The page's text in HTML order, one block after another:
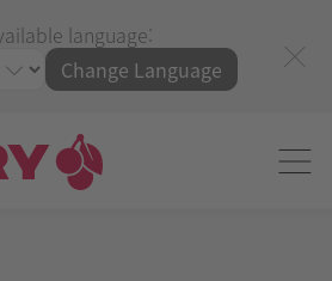
language:
Change Language